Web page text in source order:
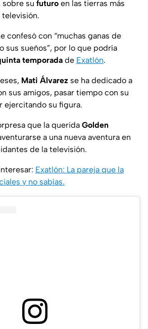
sobre su futuro en las tierras más
confesó con “muchas ganas de
sus sueños”, por lo que podría
temporada de Exatlón.
Mati Álvarez se ha dedicado a
sus amigos, pasar tiempo con su
ejercitando su figura.
que la querida Golden
a una nueva aventura en
de la televisión.
Exatlón: La pareja que la
y no sabías.